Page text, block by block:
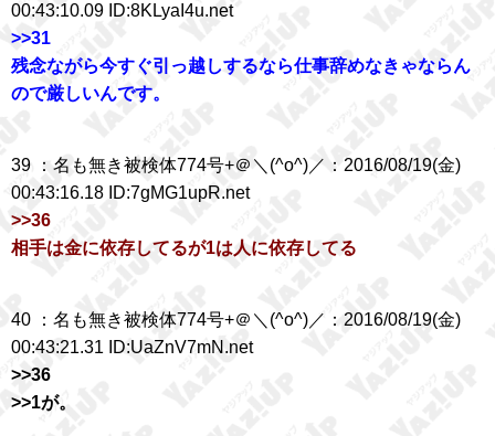
00:43:10.09 ID:8KLyaI4u.net
>>31
残念ながら今すぐ引っ越しするなら仕事辞めなきゃならん
ので厳しいんです。
39 ：名も無き被検体774号+＠＼(^o^)／：2016/08/19(金)
00:43:16.18 ID:7gMG1upR.net
>>36
相手は金に依存してるが1は人に依存してる
40 ：名も無き被検体774号+＠＼(^o^)／：2016/08/19(金)
00:43:21.31 ID:UaZnV7mN.net
>>36
>>1が。